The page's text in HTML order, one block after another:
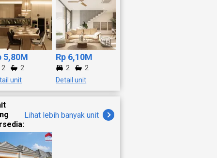
/
5,80M
2 2
unit
Rp 6,10M
2 2
Detail unit
Lihat lebih banyak unit